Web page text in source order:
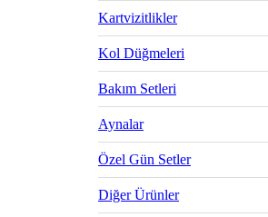
Kartvizitlikler
Kol Düğmeleri
Bakım Setleri
Aynalar
Özel Gün Setler
Diğer Ürünler